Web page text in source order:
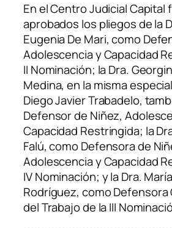
En el Centro Judicial Capital
aprobados los pliegos de la
Eugenia De Mari, como
Adolescencia y Capacidad
II Nominación; la Dra.
Medina, en la misma
Diego Javier Trabadelo,
Defensor de Niñez,
Capacidad Restringida; la
Falú, como Defensora de
Adolescencia y Capacidad
IV Nominación; y la Dra.
Rodríguez, como Defensora
del Trabajo de la III